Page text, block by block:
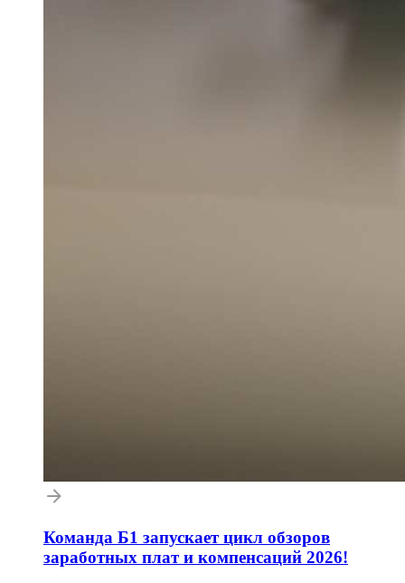
Команда Б1 запускает цикл обзоров
заработных плат и компенсаций 2026!